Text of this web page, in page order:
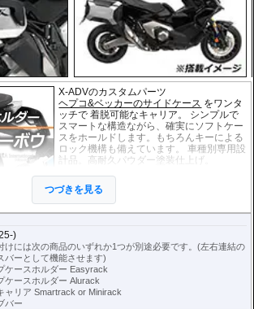
X-ADVのカスタムパーツ
ヘプコ&ベッカーのサイドケース をワンタ
ッチで 着脱可能なキャリア。 シンプルで
スマートな構造ながら、確実にソフトケー
スをホールドします。もちろんキーによる
ロック機構も備えています。 車種別専用設
計品。高耐久パウダー塗装仕上げ。
※耐加重 : 片側 5kg (ケース、バッグの自重
を除く)
※サイドケースは別売です。こちらからお
)もあります。
つづきを見る
)
けには次の商品のいずれか1つが別途必要です。(左右連結の
バーとして機能させます)
ケースホルダー Easyrack
ケースホルダー Alurack
ャリア Smartrack or Minirack
バー